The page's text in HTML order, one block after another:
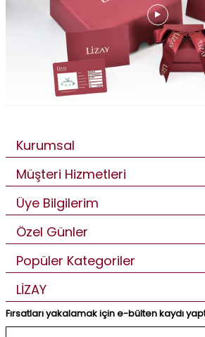
Kurumsal
Müşteri Hizmetleri
Üye Bilgilerim
Özel Günler
Popüler Kategoriler
LİZAY
Fırsatları yakalamak için e-bülten kaydı